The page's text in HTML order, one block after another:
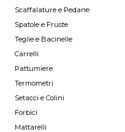
Scaffalature e Pedane
Spatole e Fruste
Teglie e Bacinelle
Carrelli
Pattumiere
Termometri
Setacci e Colini
Forbici
Mattarelli